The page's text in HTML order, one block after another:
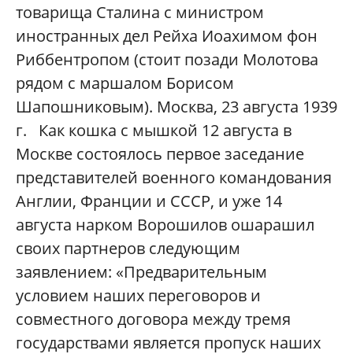
товарища Сталина с министром
иностранных дел Рейха Иоахимом фон
Риббентропом (стоит позади Молотова
рядом с маршалом Борисом
Шапошниковым). Москва, 23 августа 1939
г. Как кошка с мышкой 12 августа в
Москве состоялось первое заседание
представителей военного командования
Англии, Франции и СССР, и уже 14
августа нарком Ворошилов ошарашил
своих партнеров следующим
заявлением: «Предварительным
условием наших переговоров и
совместного договора между тремя
государствами является пропуск наших